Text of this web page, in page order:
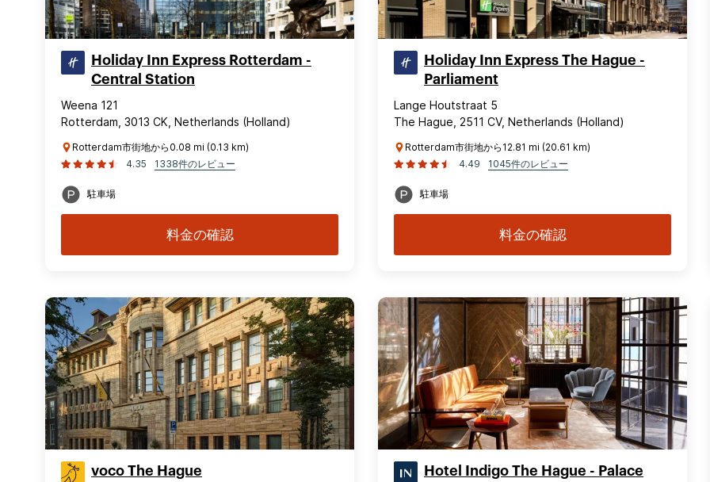
Holiday Inn Express Rotterdam -
Central Station
Weena 121
Rotterdam, 3013 CK, Netherlands (Holland)
Rotterdam市街地から0.08 mi (0.13 km)
4.35
1338件のレビュー
駐車場
料金の確認
Holiday Inn Express The Hague -
Parliament
Lange Houtstraat 5
The Hague, 2511 CV, Netherlands (Holland)
Rotterdam市街地から12.81 mi (20.61 km)
4.49
1045件のレビュー
駐車場
料金の確認
voco The Hague
Hotel Indigo The Hague - Palace